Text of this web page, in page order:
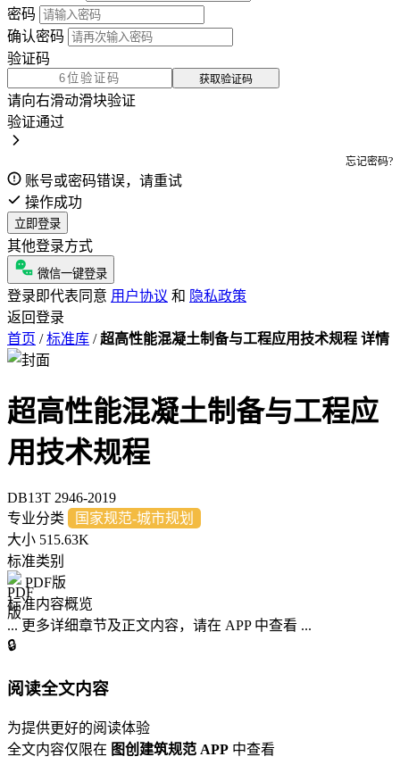
密码
确认密码
验证码
获取验证码
请向右滑动滑块验证
验证通过
忘记密码?
账号或密码错误，请重试
操作成功
立即登录
其他登录方式
微信一键登录
登录即代表同意 用户协议 和 隐私政策
返回登录
首页 / 标准库 / 超高性能混凝土制备与工程应用技术规程 详情
超高性能混凝土制备与工程应
用技术规程
DB13T 2946-2019
专业分类
国家规范-城市规划
大小 515.63K
标准类别
PDF版
标准内容概览
... 更多详细章节及正文内容，请在 APP 中查看 ...
🔒
阅读全文内容
为提供更好的阅读体验
全文内容仅限在 图创建筑规范 APP 中查看